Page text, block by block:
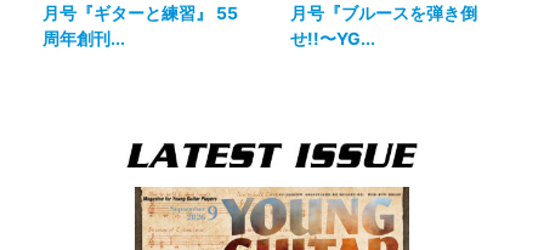
月号『ギターと練習』 55
周年創刊...
月号『ブルースを弾き倒
せ!!〜YG...